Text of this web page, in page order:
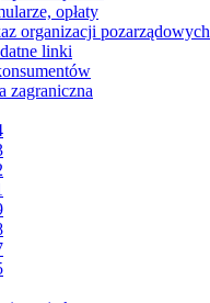
opłaty
organizacji pozarządowych
linki
zagraniczna